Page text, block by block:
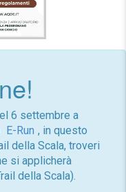
6 settembre a
E-Run , in questo
della Scala, troveri
si applicherà
della Scala).